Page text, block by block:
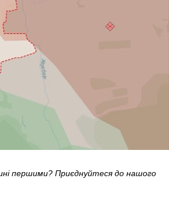
першими? Приєднуйтеся до нашого